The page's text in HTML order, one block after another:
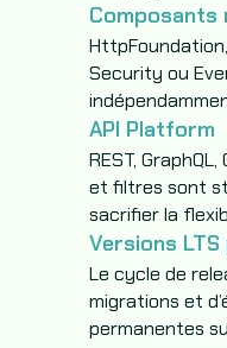
Composants
Security ou
API Platform
REST,
et filtres sont
sacrifier la
Versions
Le cycle de
migrations et
permanentes